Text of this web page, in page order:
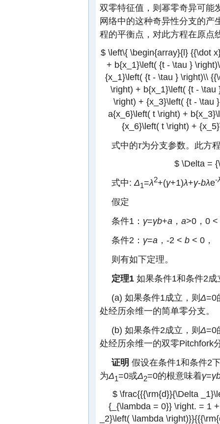
双零特征值，则幂零奇异可能
网络中的这种奇异性分支的产
程的平衡点，对此方程在原点
$ \left\{ \begin{array}{l} {{\dot
+ b{x_1}\left( {t - \tau }
{x_1}\left( {t - \tau } \right)\\
\right) + b{x_1}\left( {t -
\right) + {x_3}\left( {t - \tau
a{x_6}\left( t \right) +
{x_6}\left( t \right) +
式中的τ为分支参数。此方
$ \Delta =
式中: Δ1=λ2+(γ+1)λ+γ-bλe-
假定
条件1： γ=γb+a ， a>0，0 <
条件2： γ=a ，-2 < b < 0，
则有如下定理。
定理1 如果条件1和条件2成
(a) 如果条件1成立，则Δ=0
处经历余维一的简单零分支。
(b) 如果条件2成立，则Δ=0
处经历余维一的双零Pitchfork
证明 假设在条件1和条件2
为Δ1=0或Δ2=0的根意味着γ=
$ \frac{{{\rm{d}}{\Delta
{_{\lambda = 0}} \right. = 1
_2}\left( \lambda